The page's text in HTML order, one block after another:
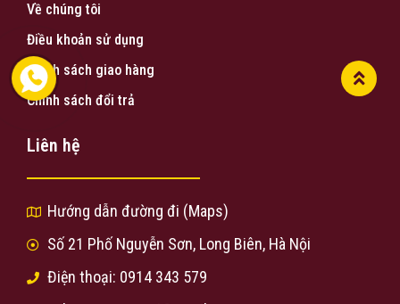
Về chúng tôi
Điều khoản sử dụng
Chính sách giao hàng
Chính sách đổi trả
Liên hệ
Hướng dẫn đường đi (Maps)
Số 21 Phố Nguyễn Sơn, Long Biên, Hà Nội
Điện thoại: 0914 343 579